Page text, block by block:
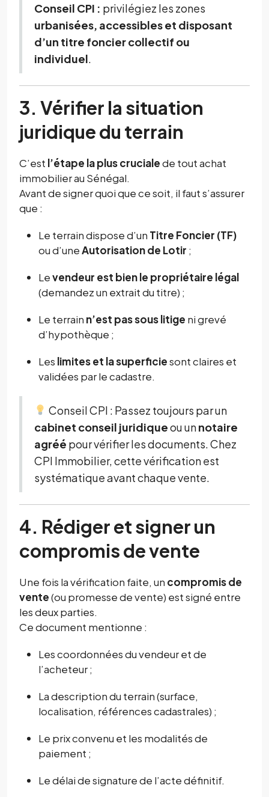
Conseil CPI : privilégiez les zones
urbanisées, accessibles et disposant
d’un titre foncier collectif ou
individuel.
3. Vérifier la situation
juridique du terrain
C’est l’étape la plus crucialede tout achat
immobilier au Sénégal.
Avant de signer quoi que ce soit, il faut s’assurer
que :
Le terrain dispose d’un Titre Foncier (TF)
ou d’uneAutorisation de Lotir ;
Levendeur est bien le propriétaire légal
(demandez un extrait du titre) ;
Le terrain n’est pas sous litige ni grevé
d’hypothèque ;
Les limites et la superficiesont claires et
validées par le cadastre.
Conseil CPI : Passez toujours par un
cabinet conseil juridiqueou unnotaire
agréé pour vérifier les documents. Chez
CPI Immobilier, cette vérification est
systématique avant chaque vente.
4. Rédiger et signer un
compromis de vente
Une fois la vérification faite, un compromis de
vente(ou promesse de vente) est signé entre
les deux parties.
Ce document mentionne :
Les coordonnées du vendeur et de
l’acheteur ;
La description du terrain (surface,
localisation, références cadastrales) ;
Le prix convenu et les modalités de
paiement ;
Le délai de signature de l’acte définitif.